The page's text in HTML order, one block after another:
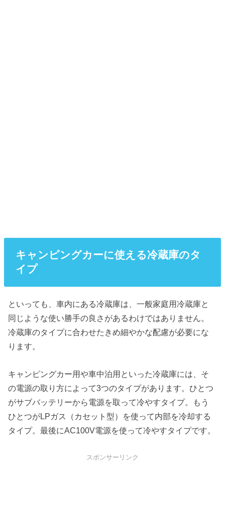
キャンピングカーに使える冷蔵庫のタ
イプ
といっても、車内にある冷蔵庫は、一般家庭用冷蔵庫と
同じような使い勝手の良さがあるわけではありません。
冷蔵庫のタイプに合わせたきめ細やかな配慮が必要にな
ります。
キャンピングカー用や車中泊用といった冷蔵庫には、そ
の電源の取り方によって3つのタイプがあります。ひとつ
がサブバッテリーから電源を取って冷やすタイプ。もう
ひとつがLPガス（カセット型）を使って内部を冷却する
タイプ。最後にAC100V電源を使って冷やすタイプです。
スポンサーリンク